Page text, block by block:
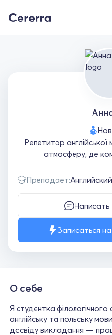
Репетитор
атмосферу, де
Преподает:
Записаться
О себе
Я студентка
англійську та польську
досвіду викладання —